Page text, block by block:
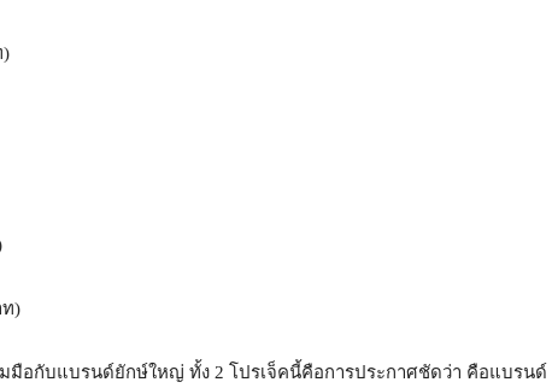
)
ท)
มือกับแบรนด์ยักษ์ใหญ่ ทั้ง 2 โปรเจ็คนี้คือการประกาศชัดว่า คือแบรนด์